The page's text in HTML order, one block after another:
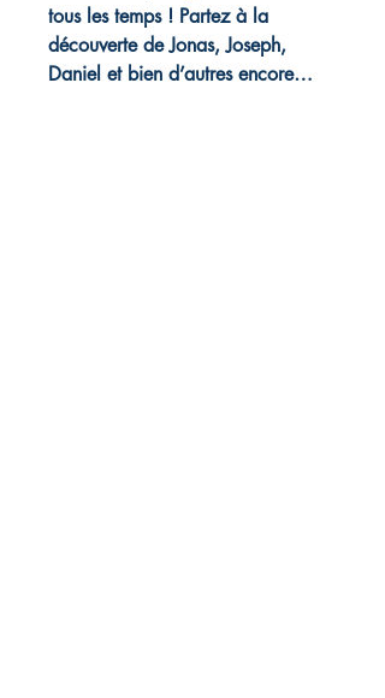
tous les temps ! Partez à la
découverte de Jonas, Joseph,
Daniel et bien d’autres encore…